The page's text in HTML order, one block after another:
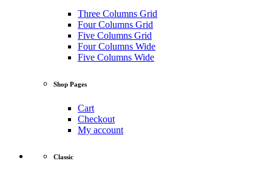
Three Columns Grid
Four Columns Grid
Five Columns Grid
Four Columns Wide
Five Columns Wide
Shop Pages
Cart
Checkout
My account
Classic